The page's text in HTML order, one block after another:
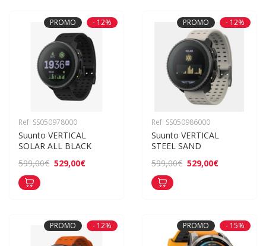
PROMO - 12%
Ref: SS050978000
Suunto VERTICAL
SOLAR ALL BLACK
599,00€ 529,00€
PROMO - 12%
Ref: SS050986000
Suunto VERTICAL
STEEL SAND
599,00€ 529,00€
PROMO - 12% PROMO - 15%